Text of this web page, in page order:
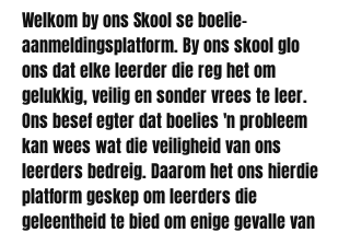
Welkom by ons Skool se boelie-
aanmeldingsplatform. By ons skool glo
ons dat elke leerder die reg het om
gelukkig, veilig en sonder vrees te leer.
Ons besef egter dat boelies 'n probleem
kan wees wat die veiligheid van ons
leerders bedreig. Daarom het ons hierdie
platform geskep om leerders die
geleentheid te bied om enige gevalle van